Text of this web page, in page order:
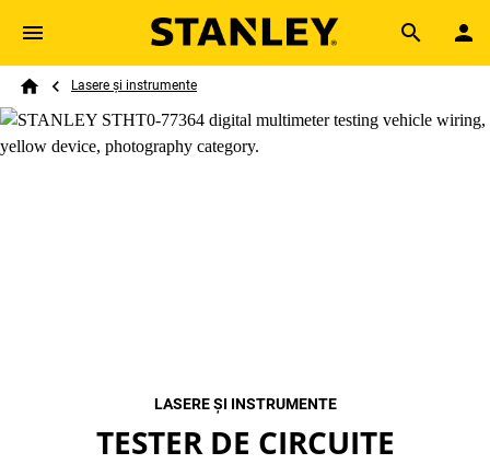
Skip to main content
Search
Breadcrumb
Lasere și instrumente
LASERE ȘI INSTRUMENTE
TESTER DE CIRCUITE